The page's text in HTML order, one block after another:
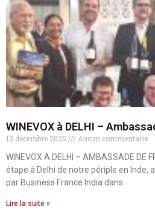
WINEVOX à DELHI –
12 décembre 2025
Aucun commentaire
WINEVOX A DELHI – AMBASSADE DE
étape à Delhi de notre périple en Inde,
par Business France India dans
Lire la suite »